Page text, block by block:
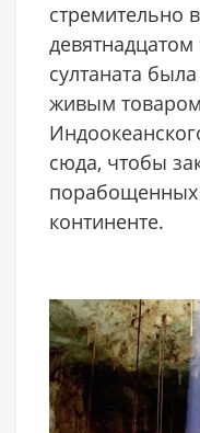
стремительно
девятнадцатом
султаната
живым
сюда, чтобы
континенте.